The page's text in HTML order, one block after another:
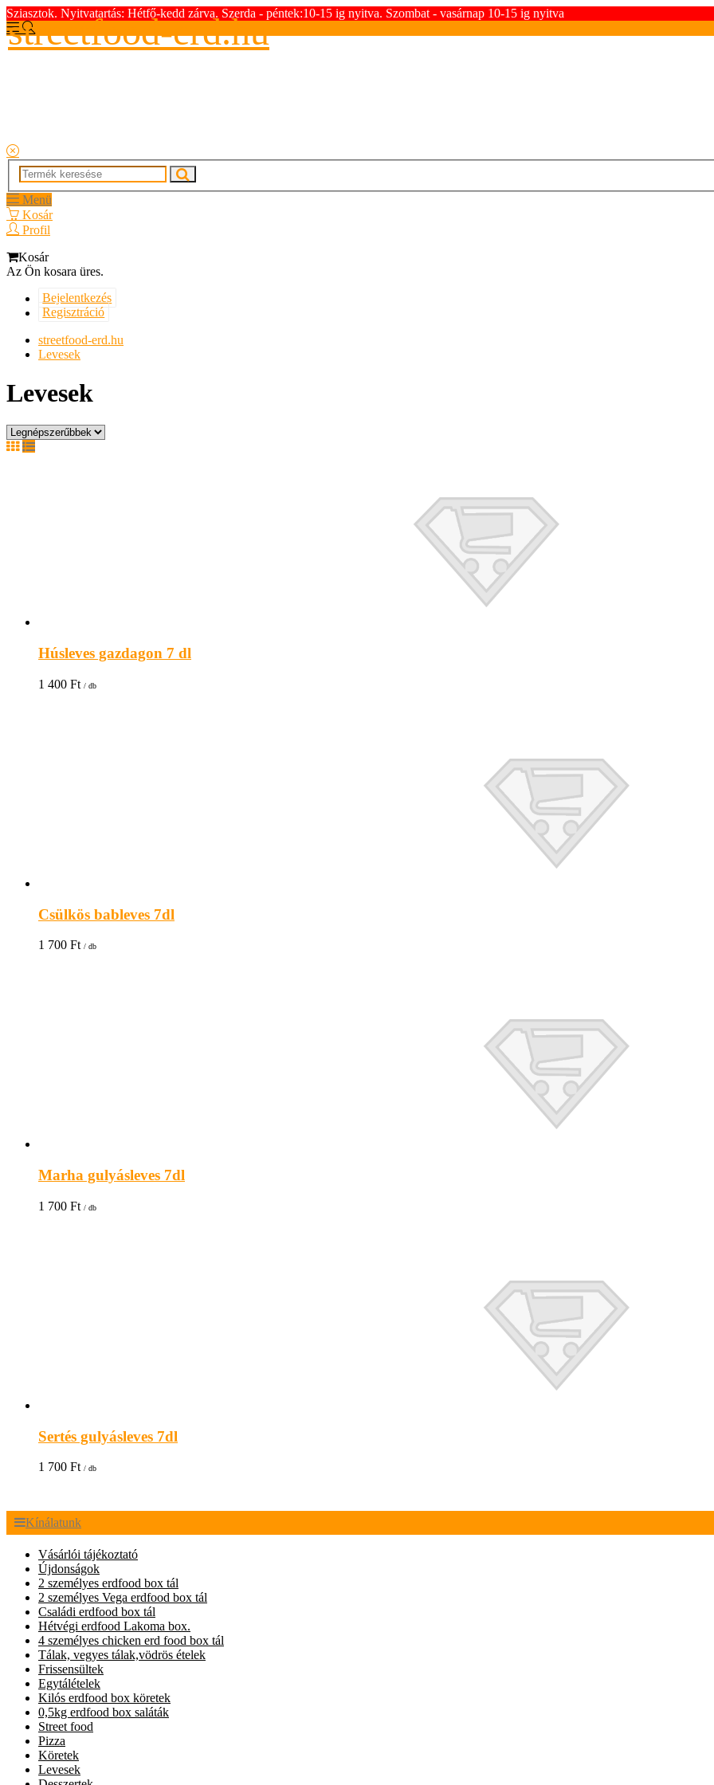
Sziasztok. Nyitvatartás: Hétfő-kedd zárva. Szerda - péntek:10-15 ig nyitva. Szombat - vasárnap 10-15 ig nyitva
streetfood-erd.hu
Menü
Kosár
Profil
Kosár
Az Ön kosara üres.
Bejelentkezés
Regisztráció
streetfood-erd.hu
Levesek
Levesek
Húsleves gazdagon 7 dl
1 400 Ft / db
Csülkös bableves 7dl
1 700 Ft / db
Marha gulyásleves 7dl
1 700 Ft / db
Sertés gulyásleves 7dl
1 700 Ft / db
Kínálatunk
Vásárlói tájékoztató
Újdonságok
2 személyes erdfood box tál
2 személyes Vega erdfood box tál
Családi erdfood box tál
Hétvégi erdfood Lakoma box.
4 személyes chicken erd food box tál
Tálak, vegyes tálak,vödrös ételek
Frissensültek
Egytálételek
Kilós erdfood box köretek
0,5kg erdfood box saláták
Street food
Pizza
Köretek
Levesek